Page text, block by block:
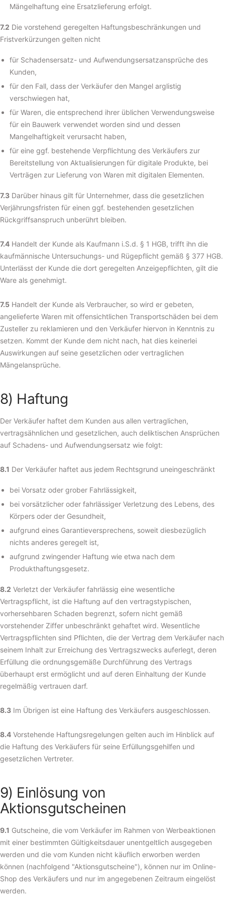
Mängelhaftung eine Ersatzlieferung erfolgt.
7.2 Die vorstehend geregelten Haftungsbeschränkungen und
Fristverkürzungen gelten nicht
für Schadensersatz- und Aufwendungsersatzansprüche des
Kunden,
für den Fall, dass der Verkäufer den Mangel arglistig
verschwiegen hat,
für Waren, die entsprechend ihrer üblichen Verwendungsweise
für ein Bauwerk verwendet worden sind und dessen
Mangelhaftigkeit verursacht haben,
für eine ggf. bestehende Verpflichtung des Verkäufers zur
Bereitstellung von Aktualisierungen für digitale Produkte, bei
Verträgen zur Lieferung von Waren mit digitalen Elementen.
7.3 Darüber hinaus gilt für Unternehmer, dass die gesetzlichen
Verjährungsfristen für einen ggf. bestehenden gesetzlichen
Rückgriffsanspruch unberührt bleiben.
7.4 Handelt der Kunde als Kaufmann i.S.d. § 1 HGB, trifft ihn die
kaufmännische Untersuchungs- und Rügepflicht gemäß § 377 HGB.
Unterlässt der Kunde die dort geregelten Anzeigepflichten, gilt die
Ware als genehmigt.
7.5 Handelt der Kunde als Verbraucher, so wird er gebeten,
angelieferte Waren mit offensichtlichen Transportschäden bei dem
Zusteller zu reklamieren und den Verkäufer hiervon in Kenntnis zu
setzen. Kommt der Kunde dem nicht nach, hat dies keinerlei
Auswirkungen auf seine gesetzlichen oder vertraglichen
Mängelansprüche.
8) Haftung
Der Verkäufer haftet dem Kunden aus allen vertraglichen,
vertragsähnlichen und gesetzlichen, auch deliktischen Ansprüchen
auf Schadens- und Aufwendungsersatz wie folgt:
8.1 Der Verkäufer haftet aus jedem Rechtsgrund uneingeschränkt
bei Vorsatz oder grober Fahrlässigkeit,
bei vorsätzlicher oder fahrlässiger Verletzung des Lebens, des
Körpers oder der Gesundheit,
aufgrund eines Garantieversprechens, soweit diesbezüglich
nichts anderes geregelt ist,
aufgrund zwingender Haftung wie etwa nach dem
Produkthaftungsgesetz.
8.2 Verletzt der Verkäufer fahrlässig eine wesentliche
Vertragspflicht, ist die Haftung auf den vertragstypischen,
vorhersehbaren Schaden begrenzt, sofern nicht gemäß
vorstehender Ziffer unbeschränkt gehaftet wird. Wesentliche
Vertragspflichten sind Pflichten, die der Vertrag dem Verkäufer nach
seinem Inhalt zur Erreichung des Vertragszwecks auferlegt, deren
Erfüllung die ordnungsgemäße Durchführung des Vertrags
überhaupt erst ermöglicht und auf deren Einhaltung der Kunde
regelmäßig vertrauen darf.
8.3 Im Übrigen ist eine Haftung des Verkäufers ausgeschlossen.
8.4 Vorstehende Haftungsregelungen gelten auch im Hinblick auf
die Haftung des Verkäufers für seine Erfüllungsgehilfen und
gesetzlichen Vertreter.
9) Einlösung von
Aktionsgutscheinen
9.1 Gutscheine, die vom Verkäufer im Rahmen von Werbeaktionen
mit einer bestimmten Gültigkeitsdauer unentgeltlich ausgegeben
werden und die vom Kunden nicht käuflich erworben werden
können (nachfolgend "Aktionsgutscheine"), können nur im Online-
Shop des Verkäufers und nur im angegebenen Zeitraum eingelöst
werden.